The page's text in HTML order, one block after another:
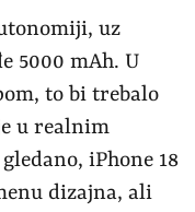
uz
5000 mAh. U
to bi trebalo
u realnim
iPhone 18
dizajna, ali